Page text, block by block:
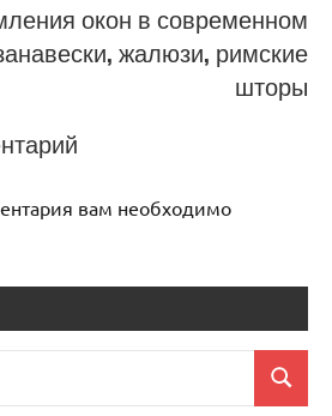
окон в современном
жалюзи, римские
шторы
вам необходимо
Поиск